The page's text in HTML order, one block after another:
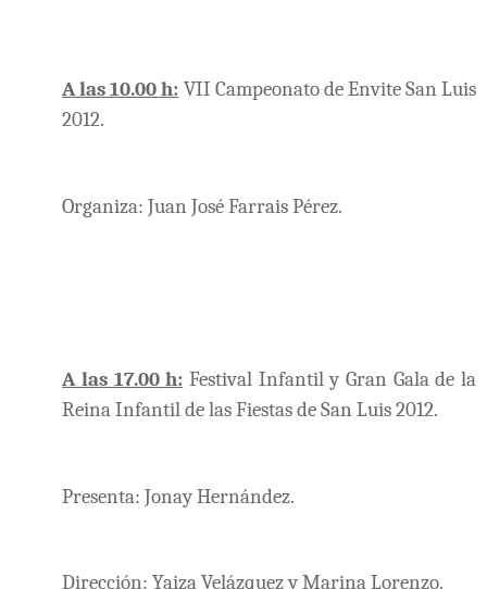
A las 10.00 h: VII Campeonato de Envite San Luis
2012.
Organiza: Juan José Farrais Pérez.
A las 17.00 h: Festival Infantil y Gran Gala de la
Reina Infantil de las Fiestas de San Luis 2012.
Presenta: Jonay Hernández.
Dirección: Yaiza Velázquez y Marina Lorenzo.